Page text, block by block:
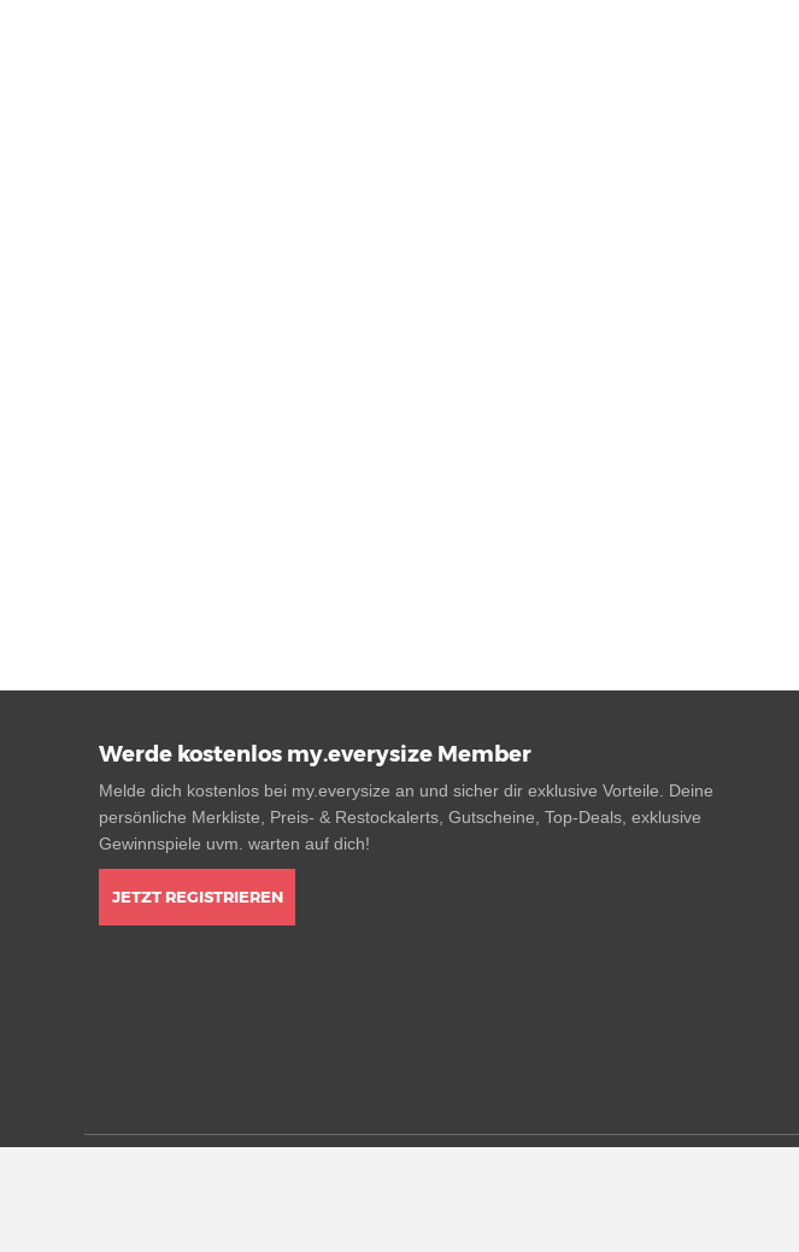
Werde kostenlos my.everysize Member
Melde dich kostenlos bei my.everysize an und sicher dir exklusive Vorteile. Deine
persönliche Merkliste, Preis- & Restockalerts, Gutscheine, Top-Deals, exklusive
Gewinnspiele uvm. warten auf dich!
JETZT REGISTRIEREN